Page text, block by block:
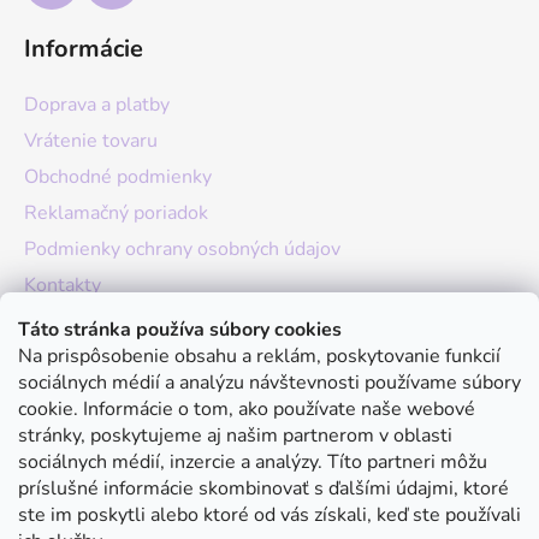
Táto stránka používa súbory cookies
Na prispôsobenie obsahu a reklám, poskytovanie funkcií
sociálnych médií a analýzu návštevnosti používame súbory
cookie. Informácie o tom, ako používate naše webové
stránky, poskytujeme aj našim partnerom v oblasti
sociálnych médií, inzercie a analýzy. Títo partneri môžu
príslušné informácie skombinovať s ďalšími údajmi, ktoré
ste im poskytli alebo ktoré od vás získali, keď ste používali
Informácie
Doprava a platby
Vrátenie tovaru
Obchodné podmienky
Reklamačný poriadok
Podmienky ochrany osobných údajov
Kontakty
O nás
Hodnotenie obchodu
Moja objednávka
Instagram